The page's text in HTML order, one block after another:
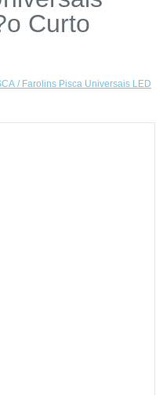
Curto
/ Farolins Pisca Universais LED